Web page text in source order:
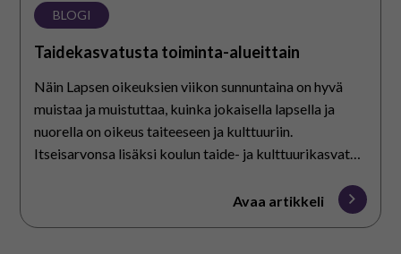
BLOGI
Taidekasvatusta toiminta-alueittain
Näin Lapsen oikeuksien viikon sunnuntaina on hyvä
muistaa ja muistuttaa, kuinka jokaisella lapsella ja
nuorella on oikeus taiteeseen ja kulttuuriin.
Itseisarvonsa lisäksi koulun taide- ja kulttuurikasvatus
Avaa artikkeli